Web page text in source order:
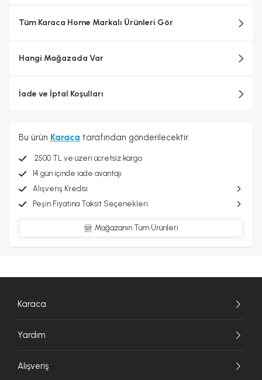
Tüm Karaca Home Markalı Ürünleri Gör
Hangi Mağazada Var
İade ve İptal Koşulları
Bu ürün Karaca tarafından gönderilecektir.
2500 TL ve üzeri ücretsiz kargo
14 gün içinde iade avantajı
Alışveriş Kredisi
Peşin Fiyatına Taksit Seçenekleri
Mağazanın Tüm Ürünleri
Karaca
Yardım
Alışveriş